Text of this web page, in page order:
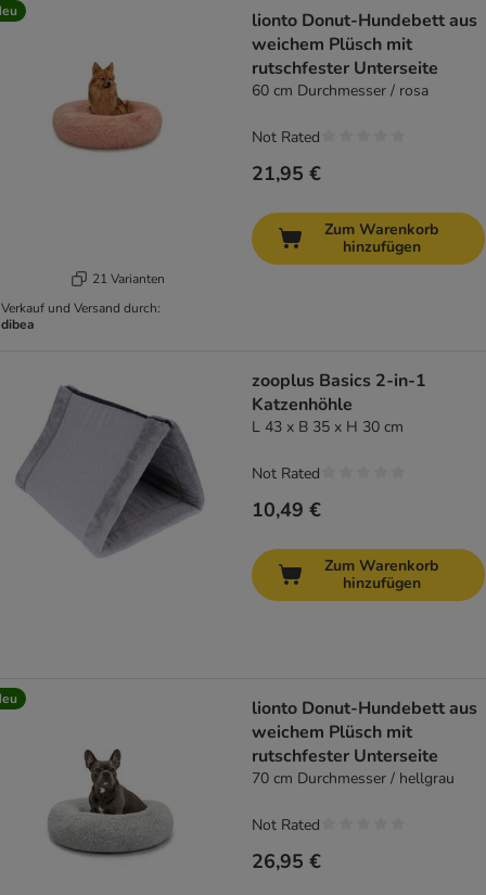
21 Varianten
Verkauf und Versand durch:
dibea
lionto Donut-Hundebett aus
weichem Plüsch mit
rutschfester Unterseite
60 cm Durchmesser / rosa
21,95 €
Not Rated
Zum Warenkorb
hinzufügen
zooplus Basics 2-in-1
Katzenhöhle
L 43 x B 35 x H 30 cm
10,49 €
Not Rated
Zum Warenkorb
hinzufügen
lionto Donut-Hundebett aus
weichem Plüsch mit
rutschfester Unterseite
70 cm Durchmesser / hellgrau
26,95 €
Not Rated